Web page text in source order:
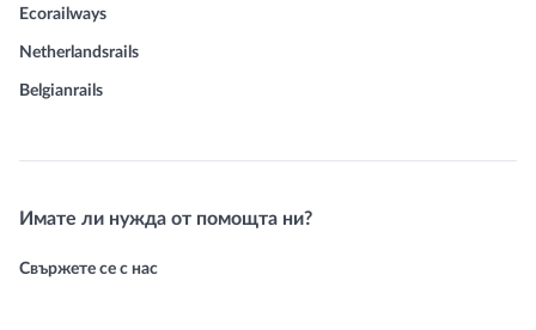
Ecorailways
Netherlandsrails
Belgianrails
Имате ли нужда от помощта ни?
Свържете се с нас